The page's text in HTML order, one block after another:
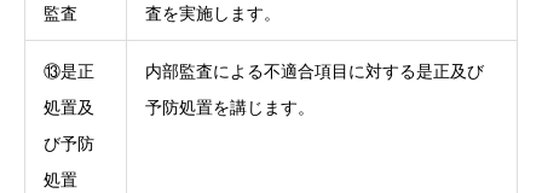
監査
査を実施します。
⑬是正
処置及
び予防
処置
内部監査による不適合項目に対する是正及び
予防処置を講じます。